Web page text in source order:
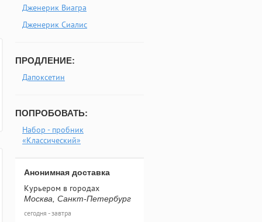
Дженерик Виагра
Дженерик Сиалис
ПРОДЛЕНИЕ:
Дапоксетин
ПОПРОБОВАТЬ:
Набор - пробник
«Классический»
Анонимная доставка
Курьером в городах
Москва, Санкт-Петербург
сегодня - завтра